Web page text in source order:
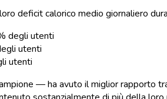
deficit calorico medio giornaliero
degli utenti
utenti
utenti
— ha avuto il miglior rapporto